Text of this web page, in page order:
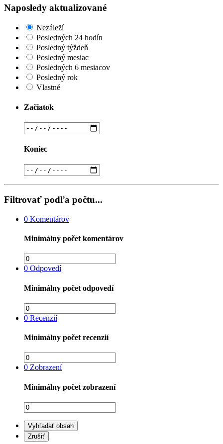
Naposledy aktualizované
Nezáleží
Posledných 24 hodín
Posledný týždeň
Posledný mesiac
Posledných 6 mesiacov
Posledný rok
Vlastné
Začiatok
Koniec
Filtrovať podľa počtu...
0 Komentárov
Minimálny počet komentárov
0 Odpovedí
Minimálny počet odpovedí
0 Recenzií
Minimálny počet recenzií
0 Zobrazení
Minimálny počet zobrazení
Vyhľadať obsah
Zrušiť